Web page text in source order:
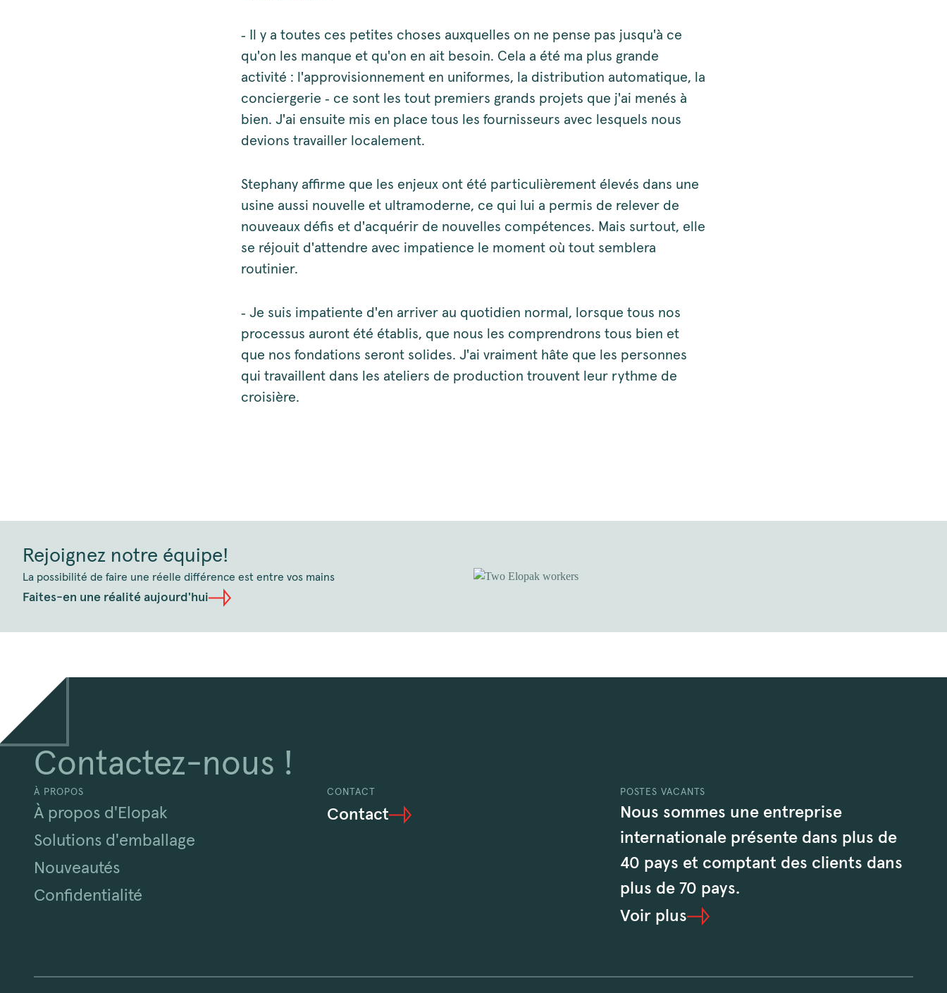
‑ Il y a toutes ces petites choses auxquelles on ne pense pas jusqu'à ce
qu'on les manque et qu'on en ait besoin. Cela a été ma plus grande
activité : l'approvisionnement en uniformes, la distribution automatique, la
conciergerie ‑ ce sont les tout premiers grands projets que j'ai menés à
bien. J'ai ensuite mis en place tous les fournisseurs avec lesquels nous
devions travailler localement.
Stephany affirme que les enjeux ont été particulièrement élevés dans une
usine aussi nouvelle et ultramoderne, ce qui lui a permis de relever de
nouveaux défis et d'acquérir de nouvelles compétences. Mais surtout, elle
se réjouit d'attendre avec impatience le moment où tout semblera
routinier.
‑ Je suis impatiente d'en arriver au quotidien normal, lorsque tous nos
processus auront été établis, que nous les comprendrons tous bien et
que nos fondations seront solides. J'ai vraiment hâte que les personnes
qui travaillent dans les ateliers de production trouvent leur rythme de
croisière.
Rejoignez notre équipe!
La possibilité de faire une réelle différence est entre vos mains
Faites-en une réalité aujourd'hui
Contactez-nous !
À PROPOS
À propos d'Elopak
Solutions d'emballage
Nouveautés
Confidentialité
CONTACT
Contact
POSTES VACANTS
Nous sommes une entreprise
internationale présente dans plus de
40 pays et comptant des clients dans
plus de 70 pays.
Voir plus